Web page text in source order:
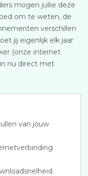
mogen jullie deze
om te weten, de
verschillen
jij eigenlijk elk jaar
(onze internet
nu direct met
van jouw